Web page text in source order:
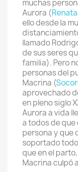
muchas
Aurora (
ello desde la
llamado
de sus seres
familia). Pero
personas del
Macrina (
aprovechado
en pleno siglo
Aurora a vida
a todos de que
persona y que
soportado
que en el
Macrina culpó